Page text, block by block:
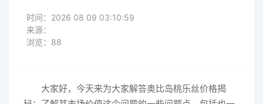
时间：2026 08 09 03:10:59
来源：
浏览：88
大家好，今天来为大家解答奥比岛桃乐丝价格揭